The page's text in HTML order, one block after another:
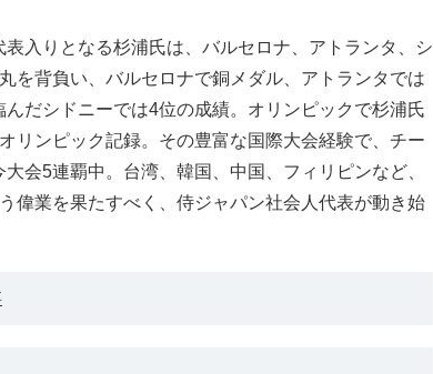
入りとなる杉浦氏は、バルセロナ、アトランタ、シ
を背負い、バルセロナで銅メダル、アトランタでは
だシドニーでは4位の成績。オリンピックで杉浦氏
リンピック記録。その豊富な国際大会経験で、チー
会5連覇中。台湾、韓国、中国、フィリピンなど、
偉業を果たすべく、侍ジャパン社会人代表が動き始